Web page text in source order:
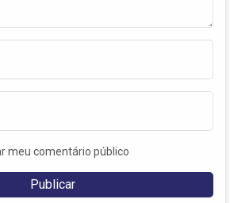
meu comentário público